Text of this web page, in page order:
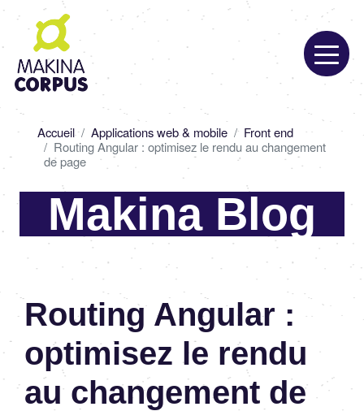
Aller
contenu
principal
d'Ariane
Accueil Applications web & mobile
Front end
Routing Angular : optimisez le rendu au changement
de page
Makina Blog
Routing Angular :
optimisez le rendu
au changement de